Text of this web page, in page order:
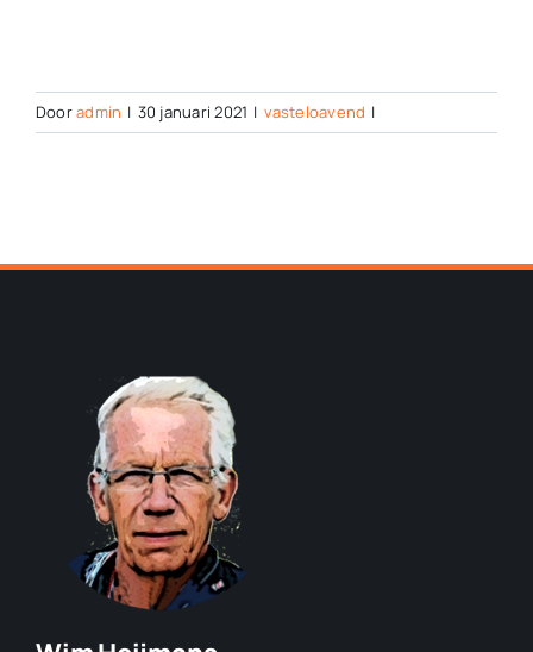
Dooradmin | 30 januari 2021 | vasteloavend |